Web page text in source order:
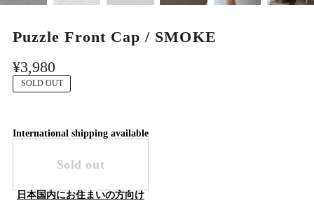
Puzzle Front Cap / SMOKE
¥3,980
SOLD OUT
International shipping available
Sold out
日本国内にお住まいの方向け